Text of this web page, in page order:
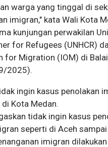
warga yang tinggal di
imigran," kata Wali Kota
kunjungan perwakilan
for Refugees (UNHCR)
for Migration (IOM) di
2025).
ingin kasus penolakan
Kota Medan.
tidak ingin kasus
seperti di Aceh
imigran